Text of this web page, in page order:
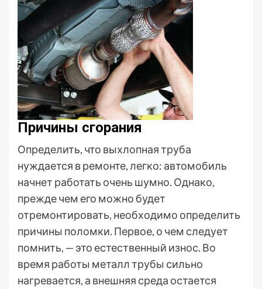
Причины сгорания
Определить, что выхлопная труба
нуждается в ремонте, легко: автомобиль
начнет работать очень шумно. Однако,
прежде чем его можно будет
отремонтировать, необходимо определить
причины поломки. Первое, о чем следует
помнить, — это естественный износ. Во
время работы металл трубы сильно
нагревается, а внешняя среда остается